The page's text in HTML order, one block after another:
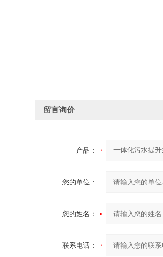
留言询价
产品：
您的单位：
您的姓名：
联系电话：